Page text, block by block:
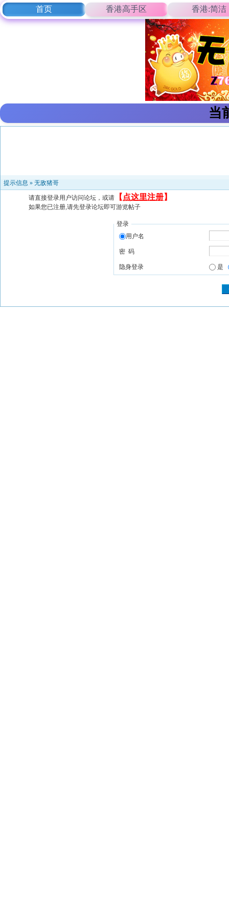
首页 香港高手区 香港:简洁
当
提示信息 » 无敌猪哥
请直接登录用户访问论坛，或请 【 点这里注册】
如果您已注册,请先登录论坛即可游览帖子
登录
用户名
密 码
隐身登录 是